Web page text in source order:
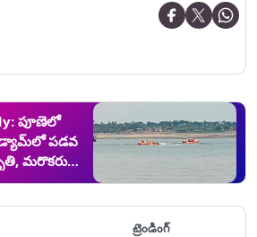
పూణెలో
పడవ
మరొకరు
ట్రెండింగ్